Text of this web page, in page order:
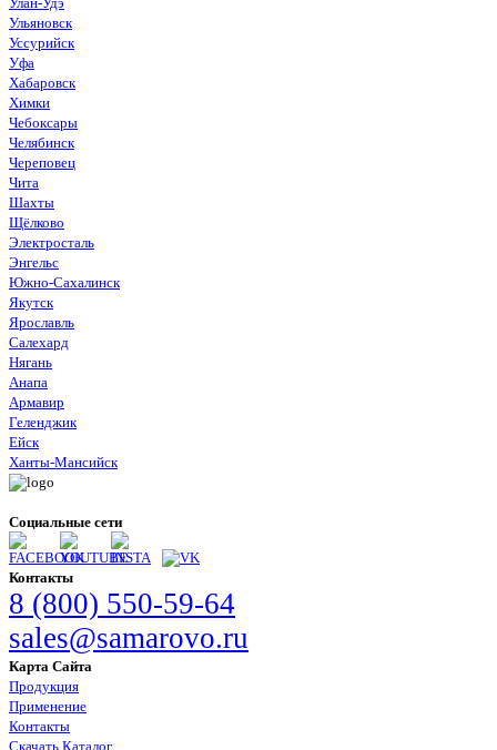
Ульяновск
Уссурийск
Уфа
Хабаровск
Химки
Чебоксары
Челябинск
Череповец
Чита
Шахты
Щёлково
Электросталь
Энгельс
Южно-Сахалинск
Якутск
Ярославль
Салехард
Нягань
Анапа
Армавир
Геленджик
Ейск
Ханты-Мансийск
Социальные сети
Контакты
8 (800) 550-59-64
sales@samarovo.ru
Карта Сайта
Продукция
Применение
Контакты
Скачать Каталог